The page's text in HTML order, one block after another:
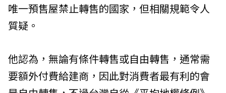
唯一預售屋禁止轉售的國家，但相關規範令人
質疑。
他認為，無論有條件轉售或自由轉售，通常需
要額外付費給建商，因此對消費者最有利的會